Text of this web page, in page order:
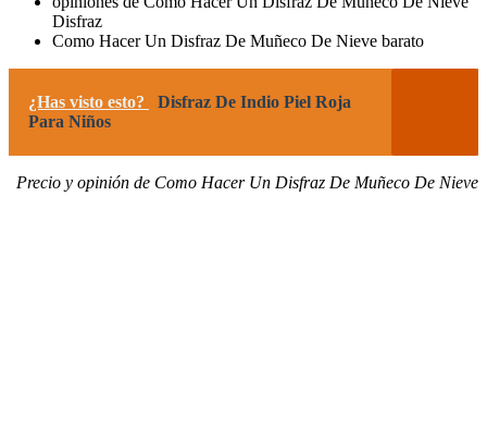
Disfraz
Como Hacer Un Disfraz De Muñeco De Nieve barato
¿Has visto esto?
Disfraz De Indio Piel Roja
Para Niños
Precio y opinión de Como Hacer Un Disfraz De Muñeco De Nieve